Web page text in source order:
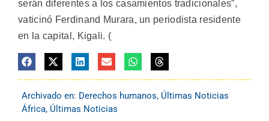
serán diferentes a los casamientos tradicionales”,
vaticinó Ferdinand Murara, un periodista residente
en la capital, Kigali. (
Archivado en: Derechos humanos, Últimas Noticias
África, Últimas Noticias